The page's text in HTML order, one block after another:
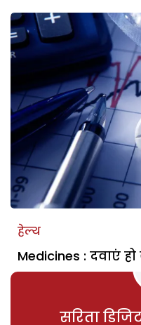
हेल्थ
Medicines : दवाएं
सरिता